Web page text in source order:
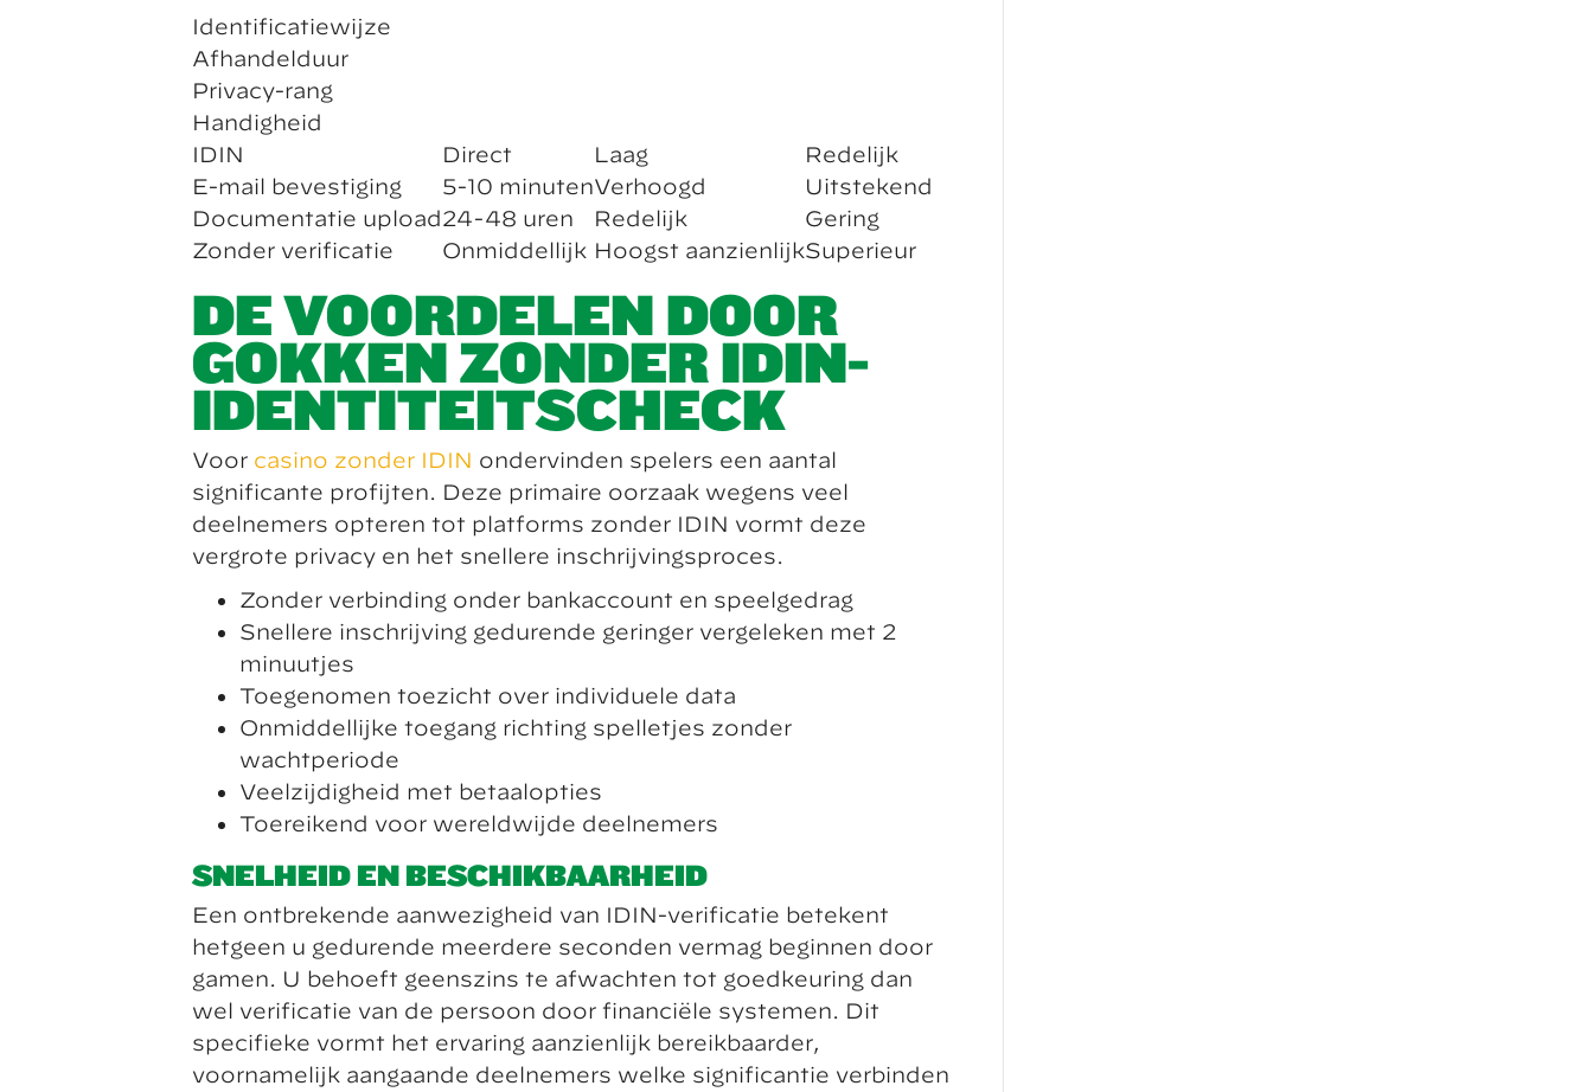
Identificatiewijze
Afhandelduur
Privacy-rang
Handigheid
IDIN
Direct Laag
Redelijk
E-mail bevestiging
5-10 minutenVerhoogd
Uitstekend
Documentatie upload24-48 uren Redelijk
Gering
Zonder verificatie
Onmiddellijk Hoogst aanzienlijkSuperieur
DE VOORDELEN DOOR
GOKKEN ZONDER IDIN-
IDENTITEITSCHECK
Voor casino zonder IDIN ondervinden spelers een aantal
significante profijten. Deze primaire oorzaak wegens veel
deelnemers opteren tot platforms zonder IDIN vormt deze
vergrote privacy en het snellere inschrijvingsproces.
Zonder verbinding onder bankaccount en speelgedrag
Snellere inschrijving gedurende geringer vergeleken met 2
minuutjes
Toegenomen toezicht over individuele data
Onmiddellijke toegang richting spelletjes zonder
wachtperiode
Veelzijdigheid met betaalopties
Toereikend voor wereldwijde deelnemers
SNELHEID EN BESCHIKBAARHEID
Een ontbrekende aanwezigheid van IDIN-verificatie betekent
hetgeen u gedurende meerdere seconden vermag beginnen door
gamen. U behoeft geenszins te afwachten tot goedkeuring dan
wel verificatie van de persoon door financiële systemen. Dit
specifieke vormt het ervaring aanzienlijk bereikbaarder,
voornamelijk aangaande deelnemers welke significantie verbinden